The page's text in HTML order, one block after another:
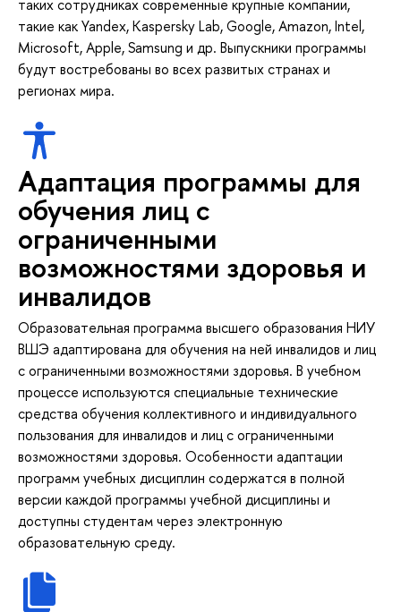
таких сотрудниках современные крупные компании,
такие как Yandex, Kaspersky Lab, Google, Amazon, Intel,
Microsoft, Apple, Samsung и др. Выпускники программы
будут востребованы во всех развитых странах и
регионах мира.
Адаптация программы для
обучения лиц с
ограниченными
возможностями здоровья и
инвалидов
Образовательная программа высшего образования НИУ
ВШЭ адаптирована для обучения на ней инвалидов и лиц
с ограниченными возможностями здоровья. В учебном
процессе используются специальные технические
средства обучения коллективного и индивидуального
пользования для инвалидов и лиц с ограниченными
возможностями здоровья. Особенности адаптации
программ учебных дисциплин содержатся в полной
версии каждой программы учебной дисциплины и
доступны студентам через электронную
образовательную среду.